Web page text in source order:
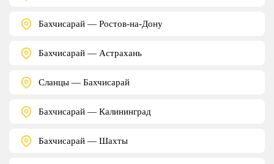
Бахчисарай — Ростов-на-Дону
Бахчисарай — Астрахань
Сланцы — Бахчисарай
Бахчисарай — Калининград
Бахчисарай — Шахты